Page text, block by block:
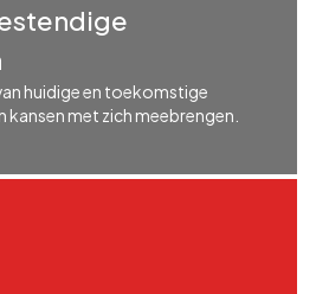
huidige en toekomstige
kansen met zich meebrengen.​